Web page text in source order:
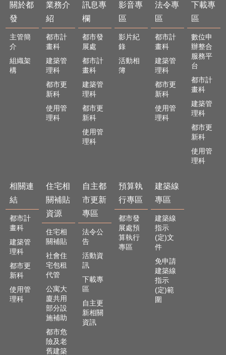
關於都
發
主管簡
介
組織架
構
業務介
紹
都市計
畫科
建築管
理科
都市更
新科
使用管
理科
訊息專
欄
都市發
展處
都市計
畫科
建築管
理科
都市更
新科
使用管
理科
影音專
區
影片紀
錄
活動相
簿
法令專
區
都市計
畫科
建築管
理科
都市更
新科
使用管
理科
下載專
區
數位申
辦整合
服務平
台
都市計
畫科
建築管
理科
都市更
新科
使用管
理科
相關連
結
都市計
畫科
建築管
理科
都市更
新科
使用管
理科
住宅相
關補貼
資源
住宅相
關補貼
社會住
宅包租
代管
公寓大
廈共用
部分設
施補助
都市危
險及老
舊建築
自主都
市更新
專區
法令公
告
活動資
訊
下載專
區
自主更
新相關
資訊
預算執
行專區
都市發
展處預
算執行
專區
建築線
專區
建築線
指示
(定)文
件
免申請
建築線
指示
(定)範
圍